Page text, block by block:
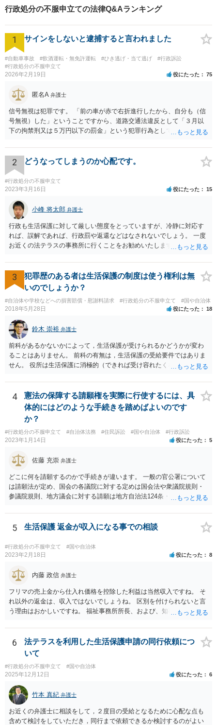
件になっているのであれば、また別の問題があります。 一般論として
期間の虐待が、長男に対して深刻な影響を及ぼしている、長男自体に
一定期間何らかの措置をする必要がある、などと判断される可能性も
あります。 相談者も、ネグレクトの位置づけになっていると思われま
すので、長男自身に特に問題がなく、長男も帰宅したいと希望してい
たとしても、ご夫婦が継続して別居できるのかどうかなど、長男の安
全確保について色々と話を聞かれるでしょう。一時保護解除されたと
しても、児童福祉士指導が行われるかもしれません。 この案件は、他
の兄弟のこともあり非常に難しい決断を迫られる可能性があります。
優先順位をつけられない中で、最終的には腹をくくって決断しなけれ
ばなりません。 しんどいと思いますが、児童相談所の職員と、よくコ
ミニケーションをとって対応なさってください。
行政処分の不服申立ての法律Q&Aランキング
1 サインをしないと逮捕すると言われました
#自動車事故 #飲酒運転・無免許運転 #ひき逃げ・当て逃げ
#行政訴訟
#行政処分の不服申立て
2026年2月19日 役にたった 75
匿名A 弁護士
信号無視は犯罪です。 「前の車が赤で右折進行したから、自分も（信
号無視）した」ということですから、道路交通法違反として「３月以
下の拘禁刑又は５万円以下の罰金」という犯罪行為として処罰される
ようとしまいと現行犯逮捕できるわけです。 そこを、「サインをしな
いと逮捕する」というのは、「現行犯逮捕して刑事処分（罰金でも前
科になる）にできるが、認めてサインすれば反則処理（何千円程度の
反則金があっても前科にならない）ですませてあげる」という意味で
す。 あなたはこの警察官を非難するのではなく、感謝すべきというこ
とです。 警察官の「こんな事を言うのだったら免許証返した方がい
い」との発言ですが、実際「前の車が赤で右折進行したから、自分も
（信号無視）した」というあなたと同じ考えの人が運転をしている公
道は、きちんと交通ルールを守っている人や歩行者らにとってとても
危険なものであり怖いので、そのような人には是非とも運転免許を返
納してほしいと思うのが社会の大勢です。 実際「交通違反を繰り返せ
しろ今回を苦い薬（良い教訓）として反省し、次回から「前の車は赤
で右折進行したけど、自分は右折進行を思いとどまった」と交通ルー
2 どうなってしまうのか心配です。
#行政処分の不服申立て
2023年3月16日 役にたった 15
小峰 将太郎 弁護士
行政も生活保護に対して厳しい態度をとっていますが、冷静に対応す
れば、誤解であれば、行政罰や返還などはなされないでしょう。 一度
お近くの法テラスの事務所に行くことをお勧めいたします。
3
犯罪歴のある者は生活保護の制度は使う権利は無
いのでしょうか？
#自治体や学校などへの損害賠償・慰謝料請求 #行政処分の不服申立て #国や自治体
2018年5月28日 役にたった 18
鈴木 崇裕 弁護士
前科があるかないかによって，生活保護が受けられるかどうかが変わ
ることはありません。 前科の有無は，生活保護の受給要件ではありま
せん。 役所は生活保護に消極的（できれば受け容れたくない）な姿勢
と説明しましょう。
4
憲法の保障する請願権を実際に行使するには、具
体的にはどのような手続きを踏めばよいのです
か？
#行政処分の不服申立て #自治体法務 #住民訴訟 #国や自治体 #行政訴訟
2023年1月14日 役にたった 5
佐藤 充崇 弁護士
どこに何を請願するのかで手続きが違います。 一般の官公署について
は請願法が定め、国会の各議院に対する定めは国会法や衆議院規則・
参議院規則、地方議会に対する請願は地方自治法124条・125条が定め
スムースかと思います。
5 生活保護 返金が収入になる事での相談
#行政処分の不服申立て #国や自治体
2023年2月18日 役にたった 8
内藤 政信 弁護士
フリマの売上金から仕入れ価格を控除した利益は当然収入ですね。 そ
れ以外の返金は、収入ではないでしょうね。 区別を付けられないと言
う理由はおかしいですね。 福祉事務所所長、および、知事、および、
でしょう。
6
法テラスを利用した生活保護申請の同行依頼につ
いて
#行政処分の不服申立て #国や自治体
2025年12月12日 役にたった 6
竹本 真紀 弁護士
お近くの弁護士に相談をして，２度目の受給となるために心配な点も
含めて検討をしていただき，同行まで依頼できるか検討するのがよい